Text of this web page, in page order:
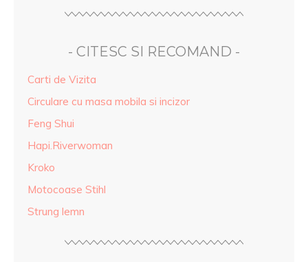
- CITESC SI RECOMAND -
Carti de Vizita
Circulare cu masa mobila si incizor
Feng Shui
Hapi.Riverwoman
Kroko
Motocoase Stihl
Strung lemn